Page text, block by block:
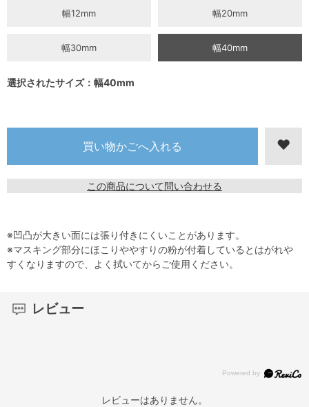
幅12mm 幅20mm
幅30mm 幅40mm
選択されたサイズ：幅40mm
この商品について問い合わせる
※凹凸が大きい面には張り付きにくいことがあります。
※マスキング部分にほこりややすりの粉が付着しているとはがれや
すくなりますので、よく拭いてからご使用ください。
レビュー
レビューはありません。